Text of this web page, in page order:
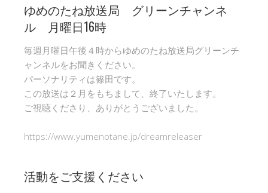
ゆめのたね放送局 グリーンチャンネ
ル 月曜日16時
毎週月曜日午後４時からゆめのたね放送局グリーンチ
ャンネルをお聞きください。
パーソナリティは篠田です。
この放送は２月をもちまして、終了いたします。
ご視聴くださり、ありがとうございました。
https://www.yumenotane.jp/dreamreleaser
活動をご支援ください